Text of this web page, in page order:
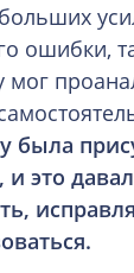
ошибки,
мог
была
и это